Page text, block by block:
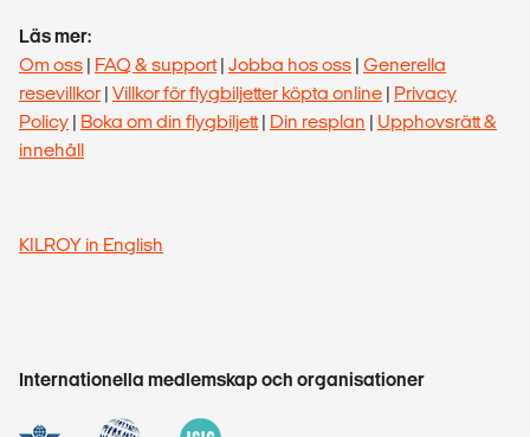
Läs mer:
Om oss | FAQ & support| Jobba hos oss | Generella
resevillkor | Villkor för flygbiljetter köpta online | Privacy
Policy | Boka om din flygbiljett| Din resplan | Upphovsrätt &
innehåll
KILROY in English
Internationella medlemskap och organisationer